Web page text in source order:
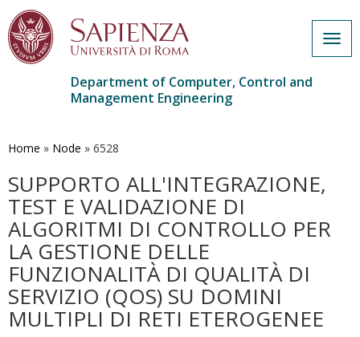
main
Department of Computer, Control and
Management Engineering
Home » Node » 6528
SUPPORTO ALL'INTEGRAZIONE,
TEST E VALIDAZIONE DI
ALGORITMI DI CONTROLLO PER
LA GESTIONE DELLE
FUNZIONALITÀ DI QUALITÀ DI
SERVIZIO (QOS) SU DOMINI
MULTIPLI DI RETI ETEROGENEE